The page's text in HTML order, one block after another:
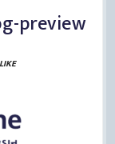
preview
LIKE